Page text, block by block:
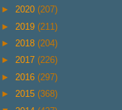
► 2020 (207)
► 2019 (211)
► 2018 (204)
► 2017 (226)
► 2016 (297)
► 2015 (368)